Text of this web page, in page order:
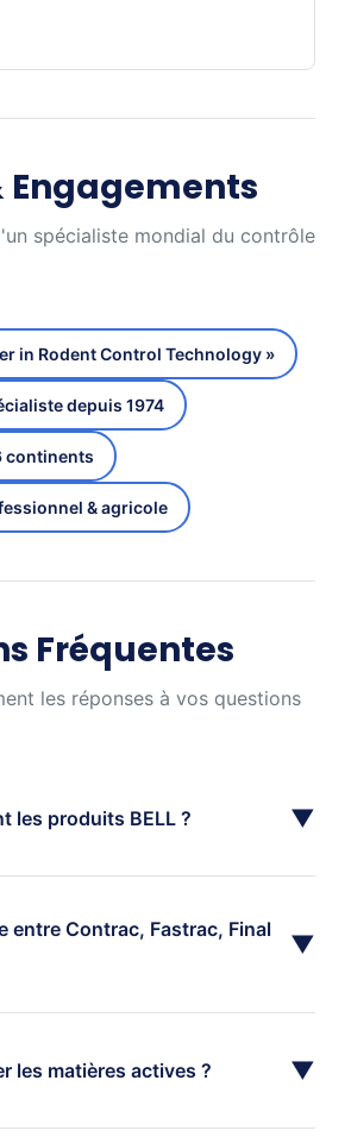
Engagements
spécialiste mondial du contrôle
in Rodent Control Technology »
depuis 1974
continents
& agricole
Fréquentes
les réponses à vos questions
les produits BELL ? ▼
entre Contrac, Fastrac, Final
▼
les matières actives ? ▼